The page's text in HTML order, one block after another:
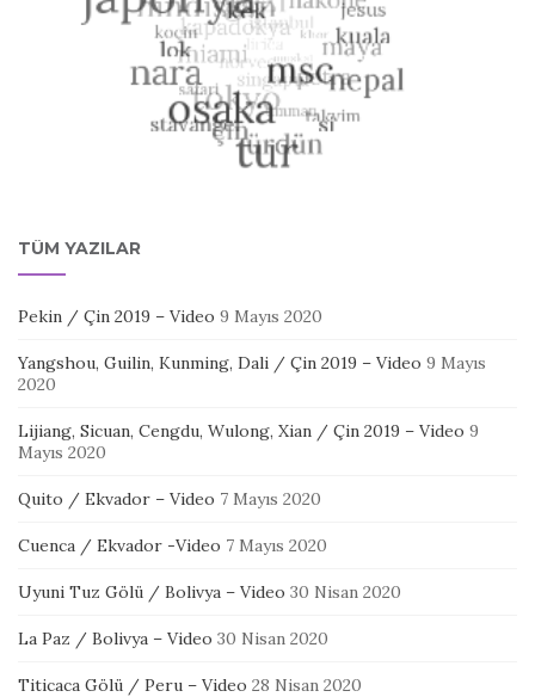
TÜM YAZILAR
Pekin / Çin 2019 – Video 9 Mayıs 2020
Yangshou, Guilin, Kunming, Dali / Çin 2019 – Video 9 Mayıs
2020
Lijiang, Sicuan, Cengdu, Wulong, Xian / Çin 2019 – Video 9
Mayıs 2020
Quito / Ekvador – Video 7 Mayıs 2020
Cuenca / Ekvador -Video 7 Mayıs 2020
Uyuni Tuz Gölü / Bolivya – Video 30 Nisan 2020
La Paz / Bolivya – Video 30 Nisan 2020
Titicaca Gölü / Peru – Video 28 Nisan 2020